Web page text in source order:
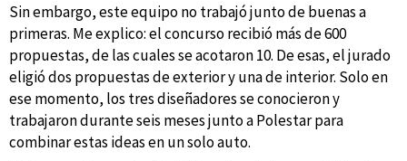
Sin embargo, este equipo no trabajó junto de buenas a
primeras. Me explico: el concurso recibió más de 600
propuestas, de las cuales se acotaron 10. De esas, el jurado
eligió dos propuestas de exterior y una de interior. Solo en
ese momento, los tres diseñadores se conocieron y
trabajaron durante seis meses junto a Polestar para
combinar estas ideas en un solo auto.